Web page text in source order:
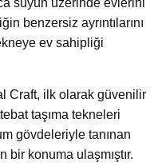
suyun üzerinde evlerini
benzersiz ayrıntılarını
ev sahipliği
Craft, ilk olarak güvenilir
taşıma tekneleri
gövdeleriyle tanınan
bir konuma ulaşmıştır.